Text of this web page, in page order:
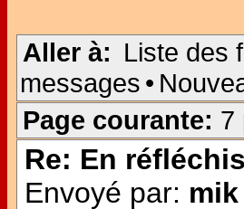
Aller à: Liste des
messages •
Page courante: 7
Re: En
Envoyé par: mik